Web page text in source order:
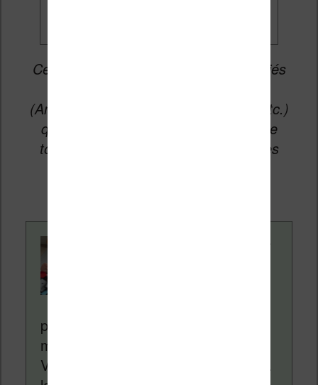
Cet article peut contenir des liens affiliés
(Amazon, Fnac, Cultura, Boulanger, etc.)
qui permettent aux auteurs du site de
toucher une petite commission sur les
Contenu rédigé par
pour vous aider à naviguer dans le
monde des liseuses (Kindle, Kobo,
Vivlio, etc) et faire la promotion de la